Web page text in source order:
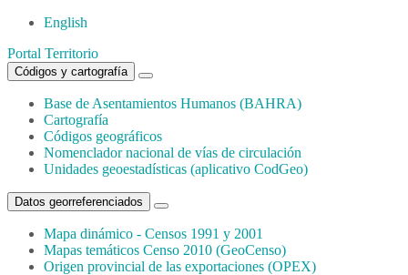
English
Portal Territorio
Códigos y cartografía
Base de Asentamientos Humanos (BAHRA)
Cartografía
Códigos geográficos
Nomenclador nacional de vías de circulación
Unidades geoestadísticas (aplicativo CodGeo)
Datos georreferenciados
Mapa dinámico - Censos 1991 y 2001
Mapas temáticos Censo 2010 (GeoCenso)
Origen provincial de las exportaciones (OPEX)